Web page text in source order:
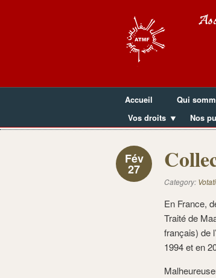
Accueil Qui
Vos droits
Nos
Fév
27
Category:
En France,
Traité de
français) de
1994 et en